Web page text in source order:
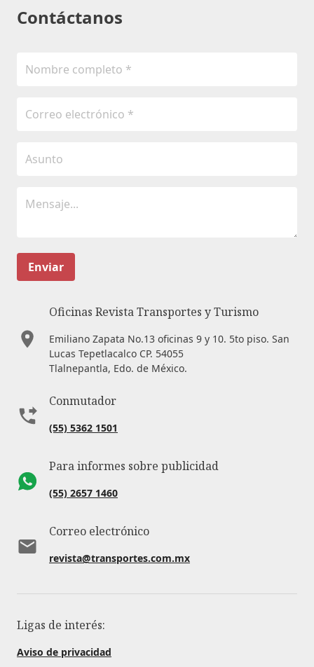
Contáctanos
Enviar
Oficinas Revista Transportes y Turismo
Emiliano Zapata No.13 oficinas 9 y 10. 5to piso. San
Lucas Tepetlacalco CP. 54055
Tlalnepantla, Edo. de México.
Conmutador
(55) 5362 1501
Para informes sobre publicidad
(55) 2657 1460
Correo electrónico
revista@transportes.com.mx
Ligas de interés:
Aviso de privacidad